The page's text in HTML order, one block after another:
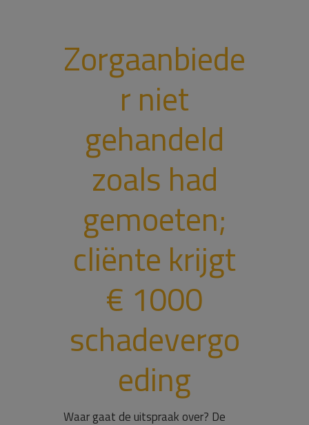
Zorgaanbiede
r niet
gehandeld
zoals had
gemoeten;
cliënte krijgt
€ 1000
schadevergo
eding
Waar gaat de uitspraak over? De